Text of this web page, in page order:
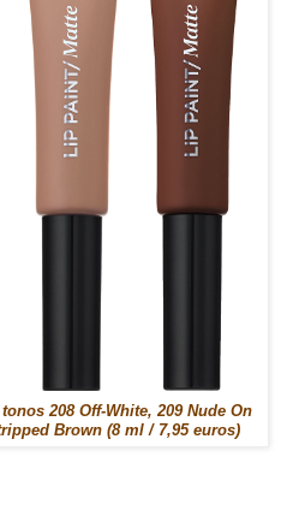
208 Off-White, 209 Nude On
Brown (8 ml / 7,95 euros)